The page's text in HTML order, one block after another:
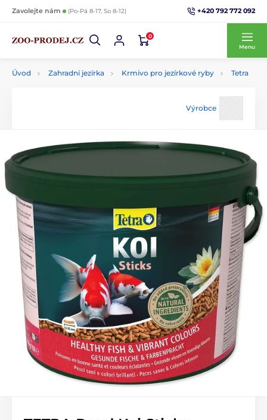
Zavolejte nám (Po-Pá 8-17, So 8-12) +420 792 772 092
0
Menu
Úvod Zahradní jezírka Krmivo pro jezírkové ryby Tetra
Výrobce